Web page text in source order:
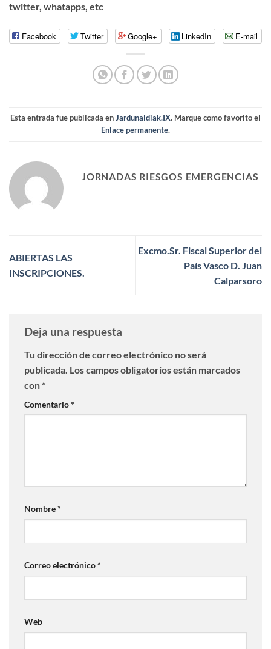
twitter, whatapps, etc
Facebook Twitter Google+ LinkedIn E-mail
Esta entrada fue publicada enJardunaldiak.IX. Marque como favorito el
Enlace permanente.
JORNADAS RIESGOS EMERGENCIAS
ABIERTAS LAS
INSCRIPCIONES.
Excmo.Sr. Fiscal Superior del
País Vasco D. Juan
Calparsoro
Deja una respuesta
Tu dirección de correo electrónico no será
publicada. Los campos obligatorios están marcados
con*
Comentario*
Nombre*
Correo electrónico*
Web